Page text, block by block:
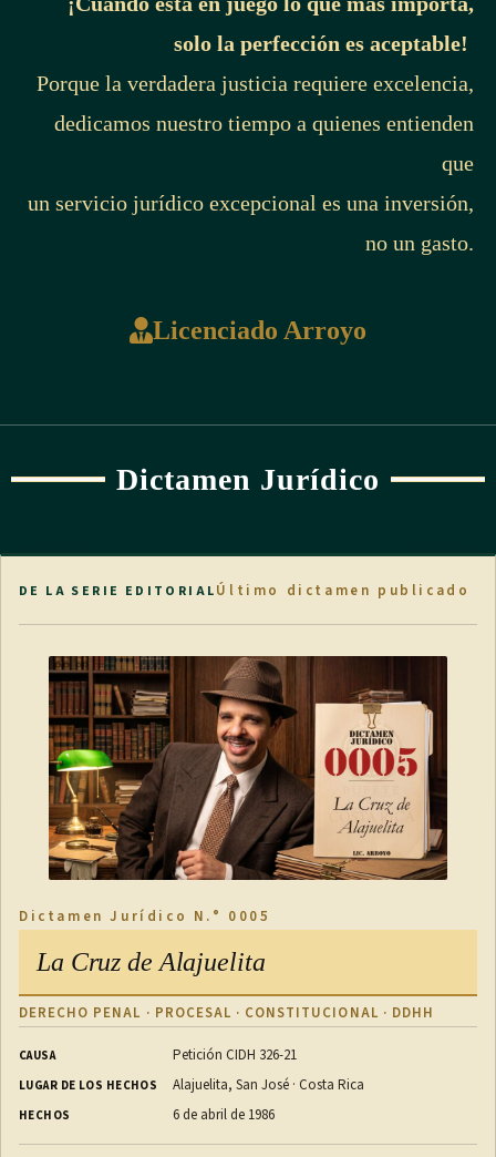
solo la perfección es aceptable!
Porque la verdadera justicia requiere excelencia,
dedicamos nuestro tiempo a quienes entienden
que
un servicio jurídico excepcional es una inversión,
no un gasto.
Licenciado Arroyo
Dictamen Jurídico
DE LA SERIE EDITORIALÚltimo dictamen publicado
Dictamen Jurídico N.° 0005
La Cruz de Alajuelita
DERECHO PENAL · PROCESAL · CONSTITUCIONAL · DDHH
CAUSA Petición CIDH 326-21
LUGAR DE LOS HECHOS Alajuelita, San José · Costa Rica
HECHOS 6 de abril de 1986